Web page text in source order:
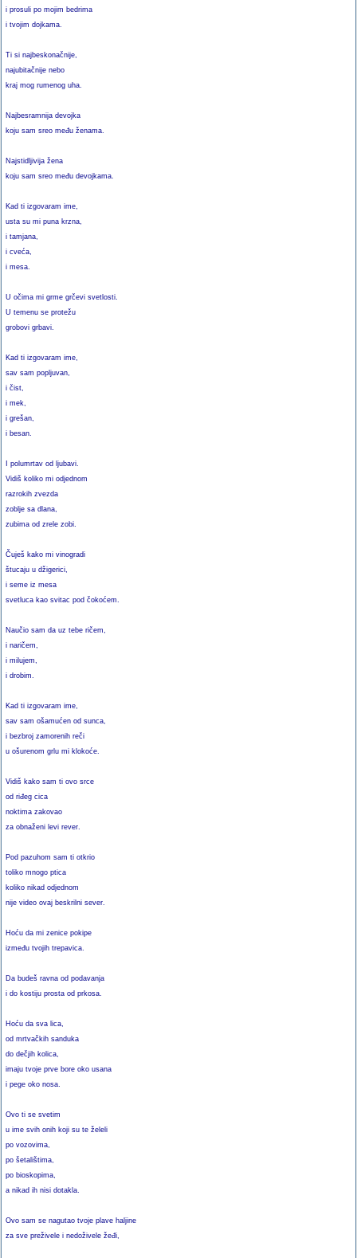
i prosuli po mojim bedrima
i tvojim dojkama.
Ti si najbeskonačnije,
najubitačnije nebo
kraj mog rumenog uha.
Najbesramnija devojka
koju sam sreo među ženama.
Najstidljivija žena
koju sam sreo među devojkama.
Kad ti izgovaram ime,
usta su mi puna krzna,
i tamjana,
i cveća,
i mesa.
U očima mi grme grčevi svetlosti.
U temenu se protežu
grobovi grbavi.
Kad ti izgovaram ime,
sav sam popljuvan,
i čist,
i mek,
i grešan,
i besan.
I polumrtav od ljubavi.
Vidiš koliko mi odjednom
razrokih zvezda
zoblje sa dlana,
zubima od zrele zobi.
Čuješ kako mi vinogradi
štucaju u džigerici,
i seme iz mesa
svetluca kao svitac pod čokoćem.
Naučio sam da uz tebe ričem,
i naričem,
i milujem,
i drobim.
Kad ti izgovaram ime,
sav sam ošamućen od sunca,
i bezbroj zamorenih reči
u ošurenom grlu mi klokoće.
Vidiš kako sam ti ovo srce
od riđeg cica
noktima zakovao
za obnaženi levi rever.
Pod pazuhom sam ti otkrio
toliko mnogo ptica
koliko nikad odjednom
nije video ovaj beskrilni sever.
Hoću da mi zenice pokipe
između tvojih trepavica.
Da budeš ravna od podavanja
i do kostiju prosta od prkosa.
Hoću da sva lica,
od mrtvačkih sanduka
do dečjih kolica,
imaju tvoje prve bore oko usana
i pege oko nosa.
Ovo ti se svetim
u ime svih onih koji su te želeli
po vozovima,
po šetalištima,
po bioskopima,
a nikad ih nisi dotakla.
Ovo sam se nagutao tvoje plave haljine
za sve preživele i nedoživele žeđi,